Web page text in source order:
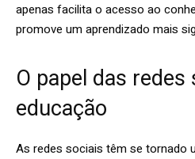
apenas facilita o acesso ao
promove um aprendizado mais
O papel das redes
educação
As redes sociais têm se tornado